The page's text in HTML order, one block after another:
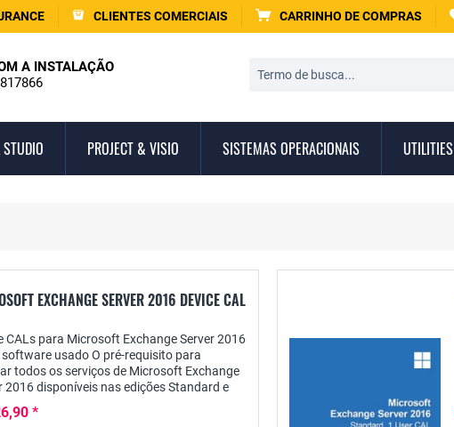
CLIENTES COMERCIAIS CARRINHO DE COMPRAS
A INSTALAÇÃO
PROJECT & VISIO SISTEMAS OPERACIONAIS UTILITIES
EXCHANGE SERVER 2016 DEVICE CAL
CALs para Microsoft Exchange Server 2016
usado O pré-requisito para
todos os serviços de Microsoft Exchange
2016 disponíveis nas edições Standard e
é, além da licença real do servidor,
*